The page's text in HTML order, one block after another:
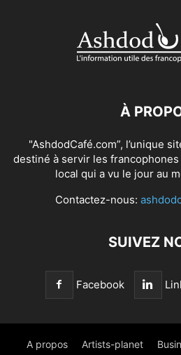
À
"AshdodCafé.com”, l’unique
destiné à servir les francophones
local qui a vu le jour au
Contactez-nous:
SUIVEZ
Facebook
A propos Artists-planet